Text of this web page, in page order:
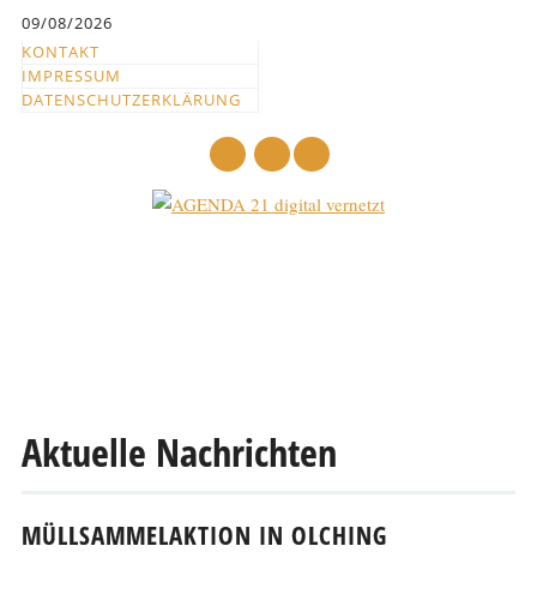
springen
09/08/2026
KONTAKT
IMPRESSUM
DATENSCHUTZERKLÄRUNG
Aktuelle Nachrichten
MÜLLSAMMELAKTION IN OLCHING